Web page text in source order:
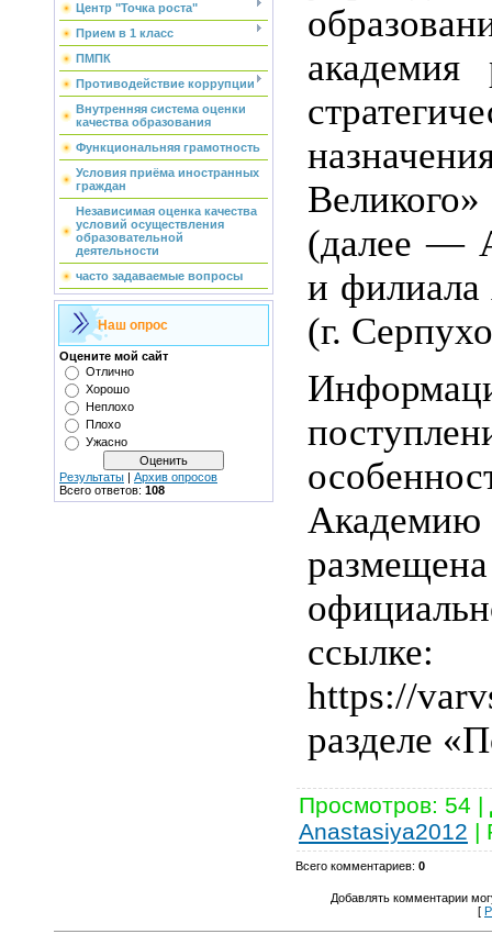
Центр "Точка роста"
Прием в 1 класс
ПМПК
Противодействие коррупции
Внутренняя система оценки
качества образования
Функциональняя грамотность
Условия приёма иностранных
граждан
Независимая оценка качества
условий осуществления
образовательной
деятельности
часто задаваемые вопросы
Наш опрос
Оцените мой сайт
Отлично
Хорошо
Неплохо
Плохо
Ужасно
Результаты | Архив опросов
Всего ответов: 108
академия
(далее —
и
(г.
ссылке:
https://
разделе
Просмотров: 54 |
Anastasiya2012 |
Всего комментариев: 0
Добавлять комментарии
[